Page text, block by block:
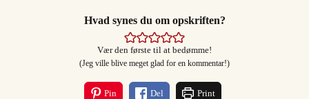
Hvad synes du om opskriften?
Vær den første til at bedømme!
(Jeg ville blive meget glad for en kommentar!)
Pin Del Print